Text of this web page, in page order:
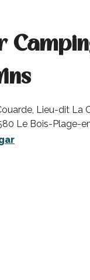
Lieu-dit La
Le Bois-Plage-